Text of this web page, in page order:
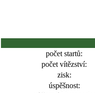
počet startů:
počet vítězství:
zisk:
úspěšnost: